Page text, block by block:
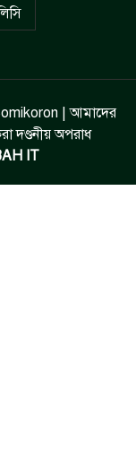
| আমাদের
দণ্ডনীয় অপরাধ
IT